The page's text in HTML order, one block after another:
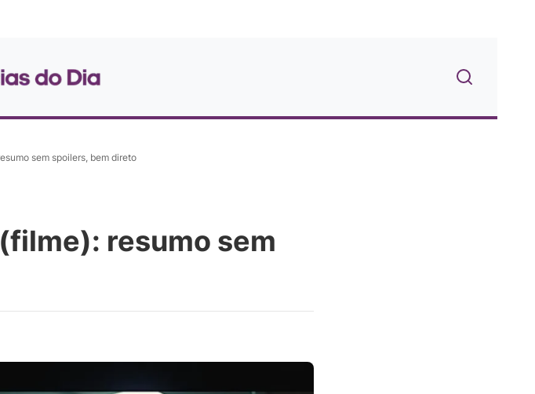
sem spoilers, bem direto
resumo sem